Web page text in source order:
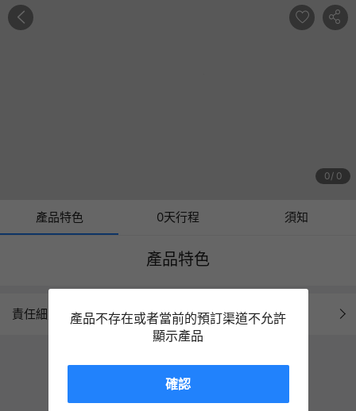
0 0
產品特色 0天行程 須知
產品特色
責任細則
產品不存在或者當前的預訂渠道不允許
顯示產品
確認